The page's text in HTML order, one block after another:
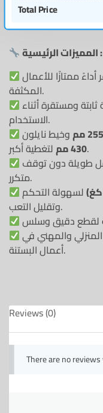
Total Price
المميزات الرئيسية :
ممتازًا للأعمال
المكثفة.
ومستقرة أثناء
الاستخدام.
وخيط نايلون
430 مملتغطية أكبر.
طويلة دون توقف
متكرر.
لسهولة التحكم
وتقليل التعب.
هيكل قوي ومتين يناسب الاستخدام المنزلي والمهني في
أعمال البستنة.
Reviews (0)
There are no